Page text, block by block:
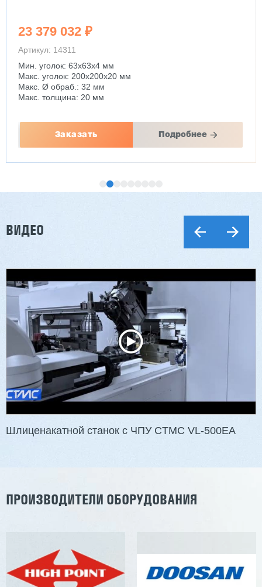
23 379 032 ₽
Артикул: 14311
Мин. уголок: 63x63x4 мм
Макс. уголок: 200x200x20 мм
Макс. Ø обраб.: 32 мм
Макс. толщина: 20 мм
Заказать Подробнее
Двухсторонний шипорез MX6015
2 854 839 ₽
3 201 613 ₽
Артикул: 2497
Длина заготовки: 400-1500 мм
Макс. ширина заготовки: 580 мм
Станок проходного типа
ВИДЕО
Шлиценакатной станок с ЧПУ CTMC VL-500EA
ПРОИЗВОДИТЕЛИ ОБОРУДОВАНИЯ